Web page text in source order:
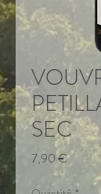
SEC
7,90 €Prix